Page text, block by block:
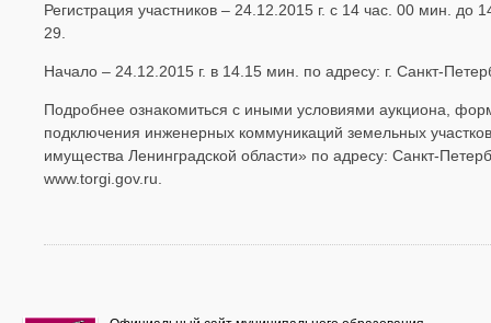
Регистрация участников – 24.12.2015 г. с 14 час. 00 мин.
29.
Начало – 24.12.2015 г. в 14.15 мин. по адресу: г. Санкт-
Подробнее ознакомиться с иными условиями аукциона,
подключения инженерных коммуникаций земельных
имущества Ленинградской области» по адресу: Санкт-
www.torgi.gov.ru.